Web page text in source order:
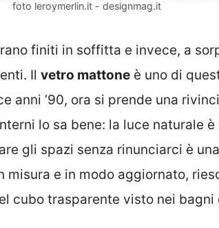
foto leroymerlin.it - designmag.it
finiti in soffitta e invece, a
Il vetro mattone è uno di
anni ’90, ora si prende una
lo sa bene: la luce naturale è
gli spazi senza rinunciarci è
misura e in modo aggiornato,
cubo trasparente visto nei bagni